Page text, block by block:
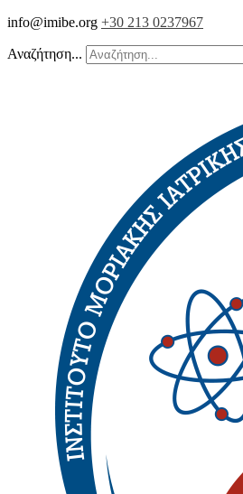
info@imibe.org +30 213 0237967
Αναζήτηση...